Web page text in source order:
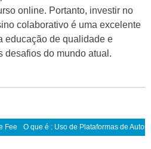
online. Portanto, investir no
colaborativo é uma excelente
educação de qualidade e
desafios do mundo atual.
Feedback Online:
O que é : Uso de Plataformas de